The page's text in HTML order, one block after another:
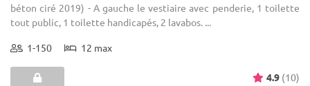
béton ciré 2019) - A gauche le vestiaire avec penderie, 1 toilette
tout public, 1 toilette handicapés, 2 lavabos. ...
1-150 12 max
4.9 (10)